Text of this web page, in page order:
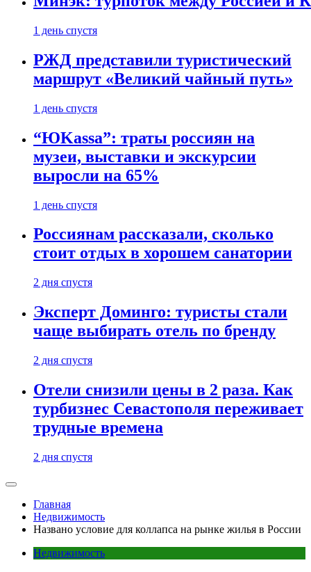
1 день спустя
РЖД представили туристический
маршрут «Великий чайный путь»
1 день спустя
“ЮKassa”: траты россиян на
музеи, выставки и экскурсии
выросли на 65%
1 день спустя
Россиянам рассказали, сколько
стоит отдых в хорошем санатории
2 дня спустя
Эксперт Доминго: туристы стали
чаще выбирать отель по бренду
2 дня спустя
Отели снизили цены в 2 раза. Как
турбизнес Севастополя переживает
трудные времена
2 дня спустя
Главная
Недвижимость
Названо условие для коллапса на рынке жилья в России
Недвижимость